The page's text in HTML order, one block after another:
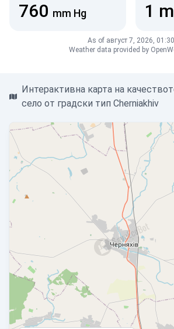
760 mm Hg 1
As of август 7, 2026, 01:30
Weather data provided by
Интерактивна карта на
село от градски тип Cherniakhiv